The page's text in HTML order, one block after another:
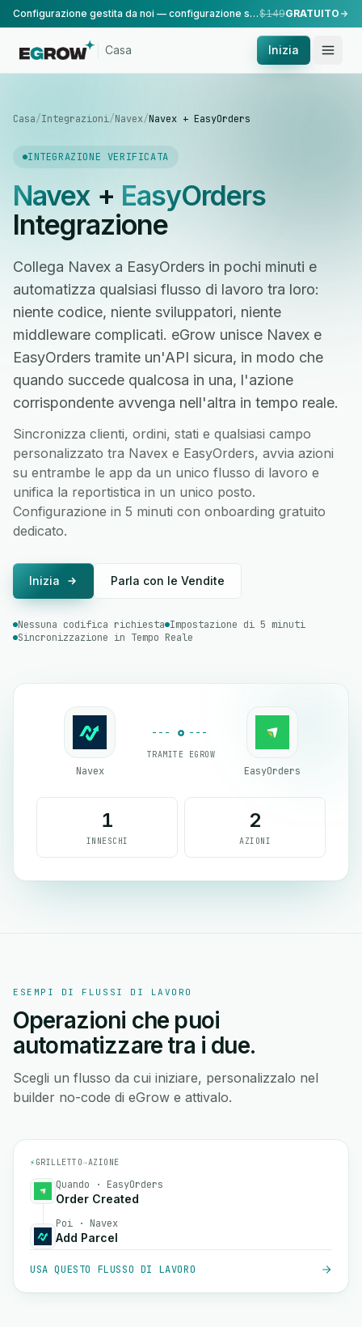
Configurazione gestita da noi — configurazione standard, eseguita dal nostro team.$149GRATUITO
Casa Inizia
Casa/Integrazioni/Navex/Navex + EasyOrders
INTEGRAZIONE VERIFICATA
Navex+ EasyOrders
Integrazione
Collega Navex a EasyOrders in pochi minuti e
automatizza qualsiasi flusso di lavoro tra loro:
niente codice, niente sviluppatori, niente
middleware complicati. eGrow unisce Navex e
EasyOrders tramite un'API sicura, in modo che
quando succede qualcosa in una, l'azione
corrispondente avvenga nell'altra in tempo reale.
Sincronizza clienti, ordini, stati e qualsiasi campo
personalizzato tra Navex e EasyOrders, avvia azioni
su entrambe le app da un unico flusso di lavoro e
unifica la reportistica in un unico posto.
Configurazione in 5 minuti con onboarding gratuito
dedicato.
Inizia Parla con le Vendite
Nessuna codifica richiesta Impostazione di 5 minuti
Sincronizzazione in Tempo Reale
Navex
TRAMITE EGROW
EasyOrders
1
INNESCHI
2
AZIONI
ESEMPI DI FLUSSI DI LAVORO
Operazioni che puoi
automatizzare tra i due.
Scegli un flusso da cui iniziare, personalizzalo nel
builder no-code di eGrow e attivalo.
⚡ GRILLETTO→AZIONE
Quando · EasyOrders
Order Created
Poi · Navex
Add Parcel
USA QUESTO FLUSSO DI LAVORO